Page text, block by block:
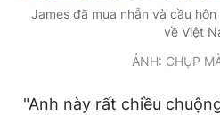
James đã mua nhẫn và cầu
về Việt
ẢNH: CHỤP
"Anh này rất chiều